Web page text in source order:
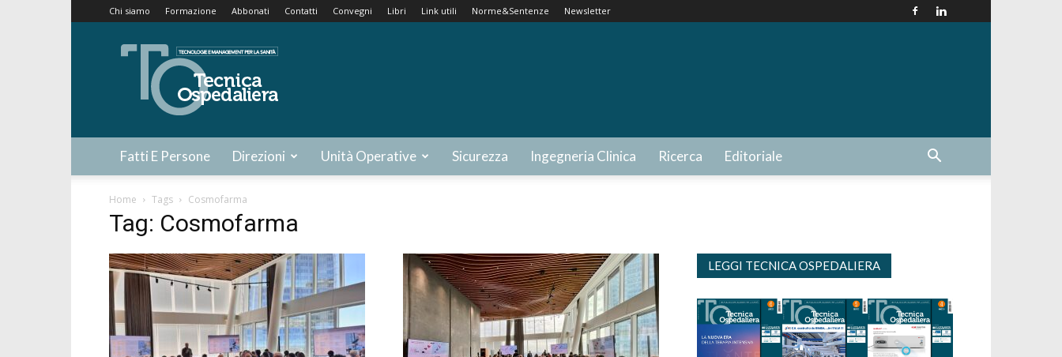
Chi siamo Formazione Abbonati Contatti Convegni Libri Link utili Norme&Sentenze Newsletter
Tecnica
Ospedaliera
Fatti E Persone Direzioni Unità Operative Sicurezza Ingegneria Clinica Ricerca Editoriale
Home Tags Cosmofarma
Tag: Cosmofarma
LEGGI TECNICA OSPEDALIERA